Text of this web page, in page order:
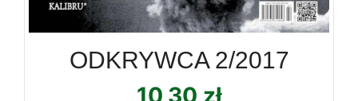
ODKRYWCA 2/2017
10,30 zł